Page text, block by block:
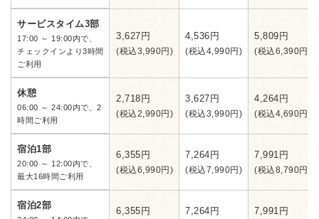
サービスタイム3部
17:00 ～ 19:00内で、
チェックインより3時間
ご利用
3,627円
(税込3,990円)
4,536円
(税込4,990円)
5,809円
(税込6,390円)
休憩
06:00 ～ 24:00内で、2
時間ご利用
2,718円
(税込2,990円)
3,627円
(税込3,990円)
4,264円
(税込4,690円)
宿泊1部
20:00 ～ 12:00内で、
最大16時間ご利用
6,355円
(税込6,990円)
7,264円
(税込7,990円)
7,991円
(税込8,790円)
宿泊2部
6,355円 7,264円 7,991円